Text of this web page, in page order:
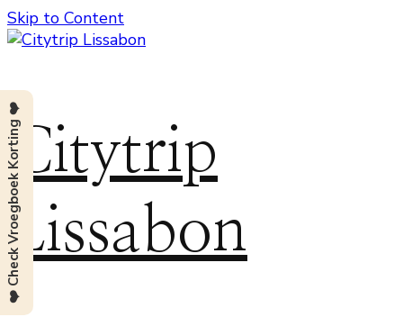
Skip to Content
Citytrip
Lissabon
❤️ Check Vroegboek Korting ❤️